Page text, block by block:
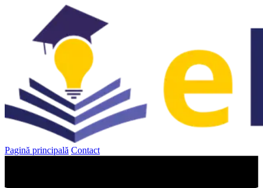
Pagină principală Contact